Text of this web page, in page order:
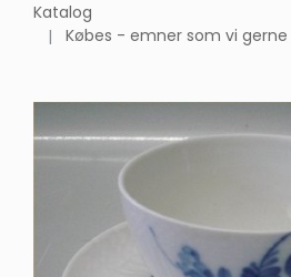
Katalog
Købes - emner som vi gerne